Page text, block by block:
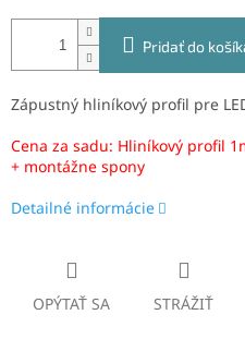
Pridať do
Zápustný hliníkový profil pre
Cena za sadu: Hliníkový profil
+ montážne spony
Detailné informácie
OPÝTAŤ SA STRÁŽIŤ